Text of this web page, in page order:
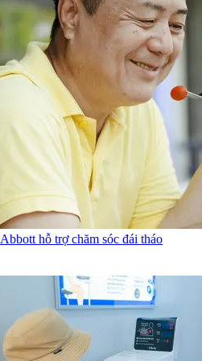
hỗ trợ chăm sóc đái tháo